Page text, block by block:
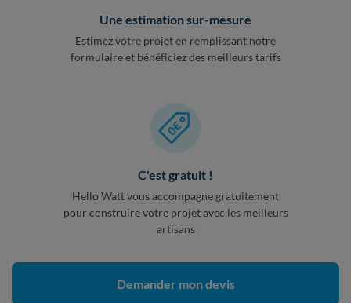
Une estimation sur-mesure
Estimez votre projet en remplissant notre
formulaire et bénéficiez des meilleurs tarifs
C'est gratuit !
Hello Watt vous accompagne gratuitement
pour construire votre projet avec les meilleurs
artisans
Demander mon devis